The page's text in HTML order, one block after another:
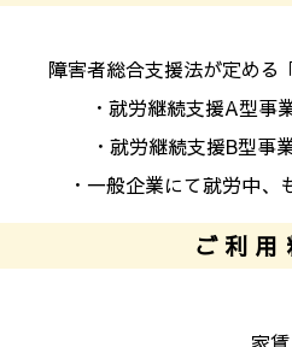
障害者総合支援法が定める
・就労継続支援A型事
・就労継続支援B型事
・一般企業にて就労中
ご利用